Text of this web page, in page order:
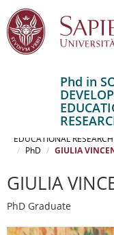
principale
Phd in
SOCIAL
EDUCATIONAL RESEARCH
PhD
GIULIA
GIULIA
PhD Graduate